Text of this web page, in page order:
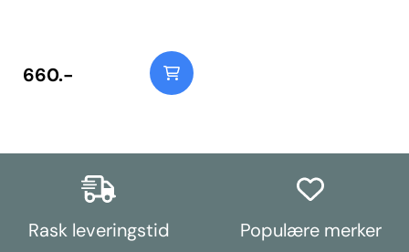
with plated machined outer shell,
stainless inner sleeve, and
supporting washers, providing a
premium engineered, high-
660.-
Rask leveringstid Populære merker